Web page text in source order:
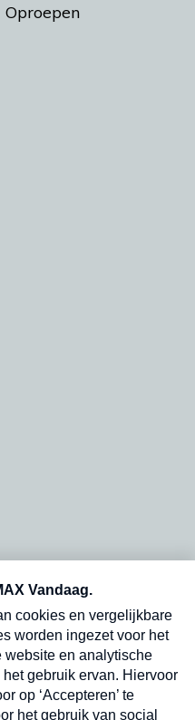
Oproepen
dinsdagochtend in
Verzend